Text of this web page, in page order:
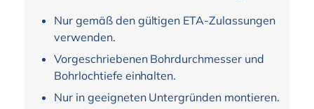
Nur gemäß den gültigen ETA-Zulassungen
verwenden.
Vorgeschriebenen Bohrdurchmesser und
Bohrlochtiefe einhalten.
Nur in geeigneten Untergründen montieren.